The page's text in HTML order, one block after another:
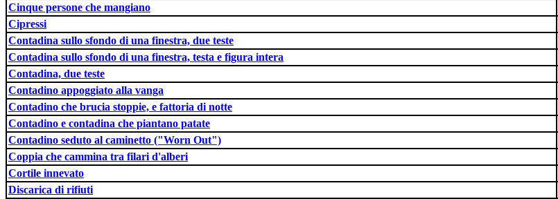
Cinque persone che mangiano
Cipressi
Contadina sullo sfondo di una finestra, due teste
Contadina sullo sfondo di una finestra, testa e figura intera
Contadina, due teste
Contadino appoggiato alla vanga
Contadino che brucia stoppie, e fattoria di notte
Contadino e contadina che piantano patate
Contadino seduto al caminetto ("Worn Out")
Coppia che cammina tra filari d'alberi
Cortile innevato
Discarica di rifiuti